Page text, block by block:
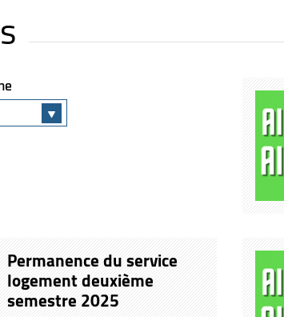
Permanence du service
logement deuxième
semestre 2025